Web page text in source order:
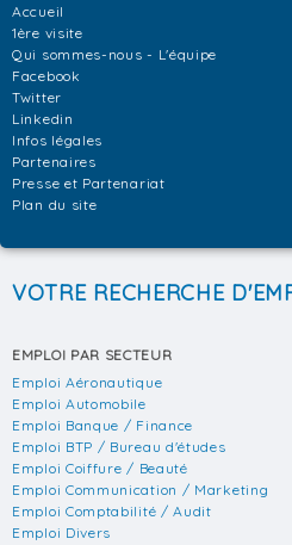
Accueil
1ère visite
Qui sommes-nous - L'équipe
Facebook
Twitter
Linkedin
Infos légales
Partenaires
Presse et Partenariat
Plan du site
VOTRE RECHERCHE
EMPLOI PAR SECTEUR
Emploi Aéronautique
Emploi Automobile
Emploi Banque / Finance
Emploi BTP / Bureau d'études
Emploi Coiffure / Beauté
Emploi Communication / Marketing
Emploi Comptabilité / Audit
Emploi Divers